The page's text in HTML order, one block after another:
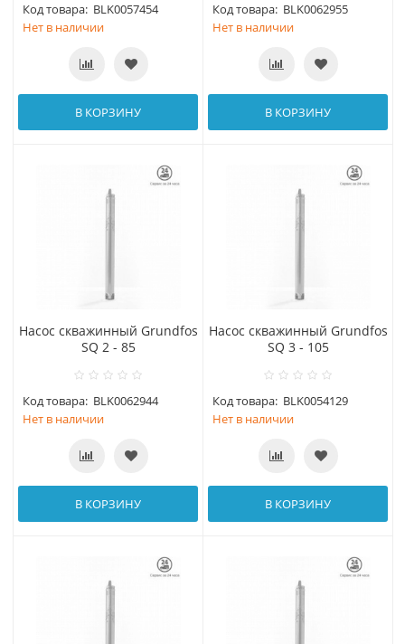
Код товара: BLK0057454
Нет в наличии
В КОРЗИНУ
Код товара: BLK0062955
Нет в наличии
В КОРЗИНУ
Насос скважинный Grundfos
SQ 2 - 85
Код товара: BLK0062944
Нет в наличии
В КОРЗИНУ
Насос скважинный Grundfos
SQ 3 - 105
Код товара: BLK0054129
Нет в наличии
В КОРЗИНУ